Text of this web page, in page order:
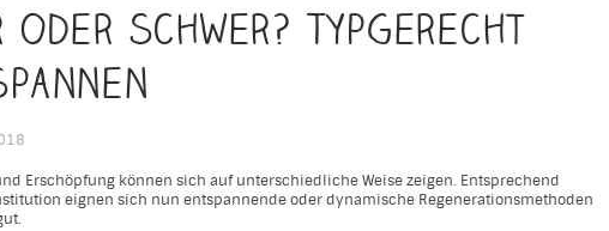
oder schwer? Typgerecht
Erschöpfung können sich auf unterschiedliche Weise zeigen. Entsprechend
eignen sich nun entspannende oder dynamische Regenerationsmethoden